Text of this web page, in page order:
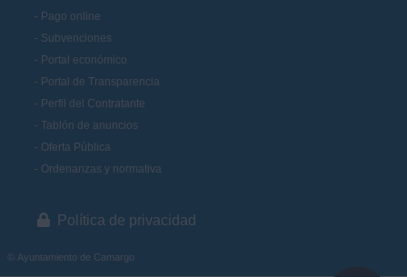
Pago online
Subvenciones
Portal económico
Portal de Transparencia
Perfil del Contratante
Tablón de anuncios
Oferta Pública
Ordenanzas y normativa
Política de privacidad
© Ayuntamiento de Camargo